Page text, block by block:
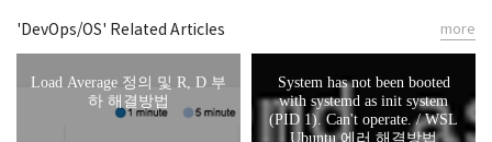
'DevOps/OS' Related Articles
Load Average 정의 및 R, D 부
하 해결방법
System has not been booted
with systemd as init system
(PID 1). Can't operate. / WSL
Ubuntu 에러 해결방법
more